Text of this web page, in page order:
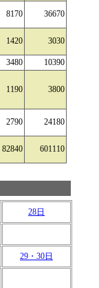
8170 36670
1420 3030
3480 10390
1190 3800
2790 24180
82840 601110
28日
29・30日